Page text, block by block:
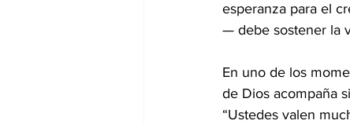
esperanza para el
— debe sostener la
En uno de los
de Dios acompaña
“Ustedes valen